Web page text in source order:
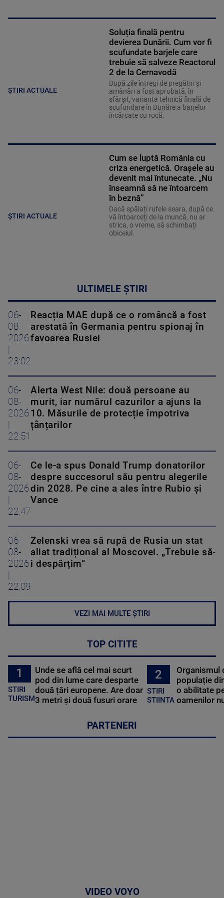
ȘTIRI ACTUALE
Soluția finală pentru
devierea Dunării. Cum vor fi
scufundate barjele care
trebuie să salveze Reactorul
2 de la Cernavodă
După zile întregi de pregătiri și
amânări a fost aprobată, în
sfârșit, varianta tehnică finală de
scufundare în Dunăre a barjelor
încărcate cu rocă.
ȘTIRI ACTUALE
Cum se luptă România cu
criza energetică. Orașele au
devenit mai întunecate. „Nu
înseamnă să ne întoarcem
în beznă”
Dacă spălați rufele seara, după ce
vă întoarceți de la muncă, nu ar
strica, o vreme, să schimbați
obiceiul.
ULTIMELE ȘTIRI
06-
08-
2026
23:02
Reacția MAE după ce o româncă a fost
arestată în Germania pentru spionaj în
favoarea Rusiei
06-
08-
2026
22:51
Alerta West Nile: două persoane au
murit, iar numărul cazurilor a ajuns la
10. Măsurile de protecție împotriva
țânțarilor
06-
08-
2026
22:47
Ce le-a spus Donald Trump donatorilor
despre succesorul său pentru alegerile
din 2028. Pe cine a ales între Rubio și
Vance
06-
08-
2026
22:09
Zelenski vrea să rupă de Rusia un stat
aliat tradițional al Moscovei. „Trebuie să-
i despărțim”
VEZI MAI MULTE ȘTIRI
TOP CITITE
1
STIRI
TURISM
Unde se află cel mai scurt
pod din lume care desparte
două țări europene. Are doar
3 metri și două fusuri orare
2
STIRI
STIINTA
Organismul
populație
o abilitate
oamenilor
PARTENERI
VIDEO VOYO